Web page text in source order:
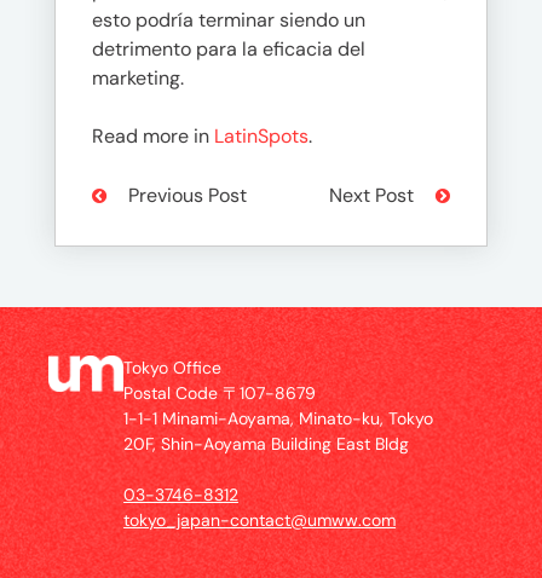
esto podría terminar siendo un
detrimento para la eficacia del
marketing.
Read more in LatinSpots.
Previous Post Next Post
Tokyo Office
Postal Code 〒107-8679
1-1-1 Minami-Aoyama, Minato-ku, Tokyo
20F, Shin-Aoyama Building East Bldg
03-3746-8312
tokyo_japan-contact@umww.com